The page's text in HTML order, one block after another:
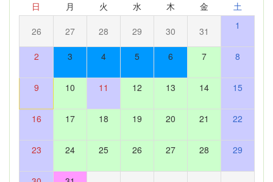
日 月 火 水 木 金 土
26 27 28 29 30 31 1
2 3 4 5 6 7 8
9 10 11 12 13 14 15
16 17 18 19 20 21 22
23 24 25 26 27 28 29